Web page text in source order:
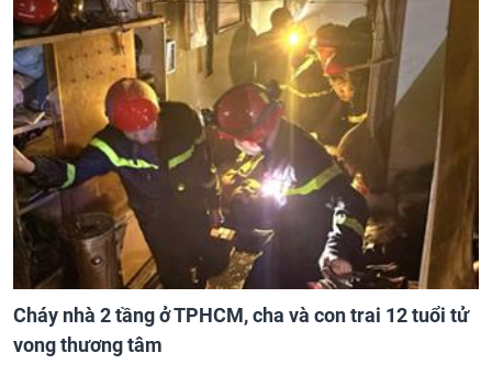
Cháy nhà 2 tầng ở TPHCM, cha và con trai 12 tuổi tử
vong thương tâm